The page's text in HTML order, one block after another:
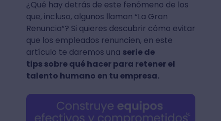
¿Qué hay detrás de este fenómeno de los
que, incluso, algunos llaman “La Gran
Renuncia”? Si quieres descubrir cómo evitar
que los empleados renuncien, en este
artículo te daremos una serie de
tips sobre qué hacer para retener el
talento humano en tu empresa.